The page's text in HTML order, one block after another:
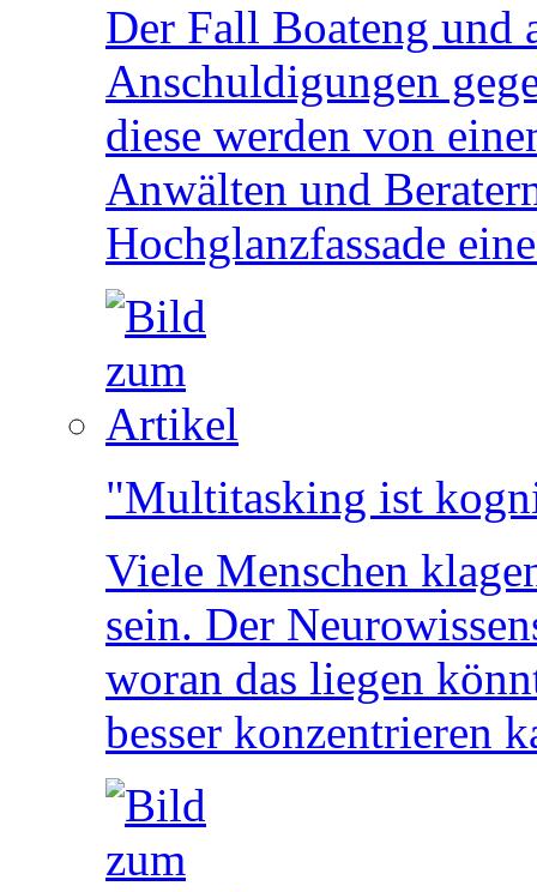
Der Fall Boateng und
Anschuldigungen
diese werden von
Anwälten und
Hochglanzfassade
"Multitasking ist
Viele Menschen
sein. Der
woran das liegen
besser konzentrieren